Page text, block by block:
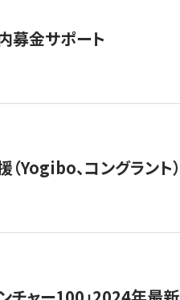
募金サポート
Yogibo、コングラント）